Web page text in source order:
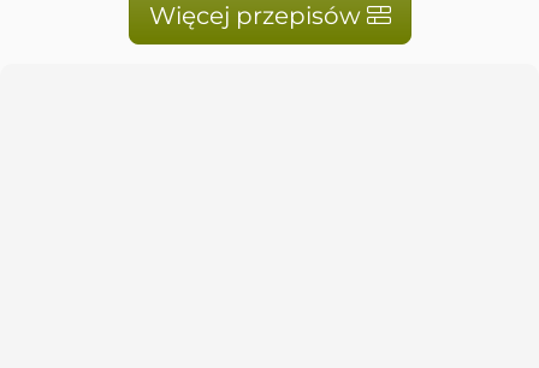
Więcej przepisów